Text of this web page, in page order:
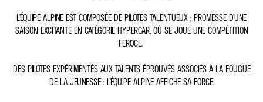
L’ÉQUIPE ALPINE EST COMPOSÉE DE PILOTES TALENTUEUX ; PROMESSE D’UNE
SAISON EXCITANTE EN CATÉGORIE HYPERCAR, OÙ SE JOUE UNE COMPÉTITION
FÉROCE.
DES PILOTES EXPÉRIMENTÉS AUX TALENTS ÉPROUVÉS ASSOCIÉS À LA FOUGUE
DE LA JEUNESSE : L'ÉQUIPE ALPINE AFFICHE SA FORCE.